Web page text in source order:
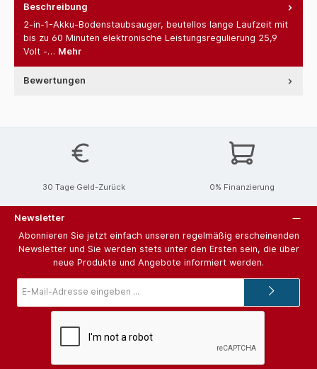
Beschreibung
2-in-1-Akku-Bodenstaubsauger, beutellos lange Laufzeit mit
bis zu 60 Minuten elektronische Leistungsregulierung 25,9
Volt -… Mehr
Bewertungen
30 Tage Geld-Zurück 0% Finanzierung
Newsletter
Abonnieren Sie jetzt einfach unseren regelmäßig erscheinenden
Newsletter und Sie werden stets unter den Ersten sein, die über
neue Produkte und Angebote informiert werden.
Mail-